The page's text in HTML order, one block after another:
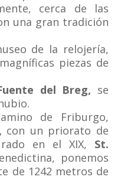
cerca de las
una gran tradición
de la relojería,
piezas de
del Breg, se
de Friburgo,
con un priorato de
en el XIX, St.
ponemos
de 1242 metros de